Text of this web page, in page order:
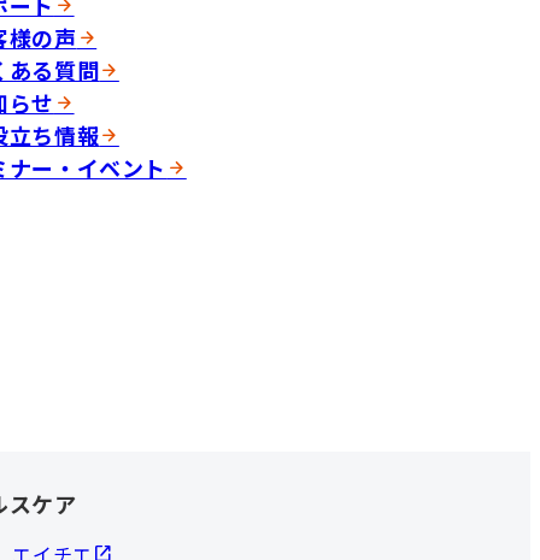
様の声
ある質問
らせ
立ち情報
ナー・イベント
スケア
エイチエ